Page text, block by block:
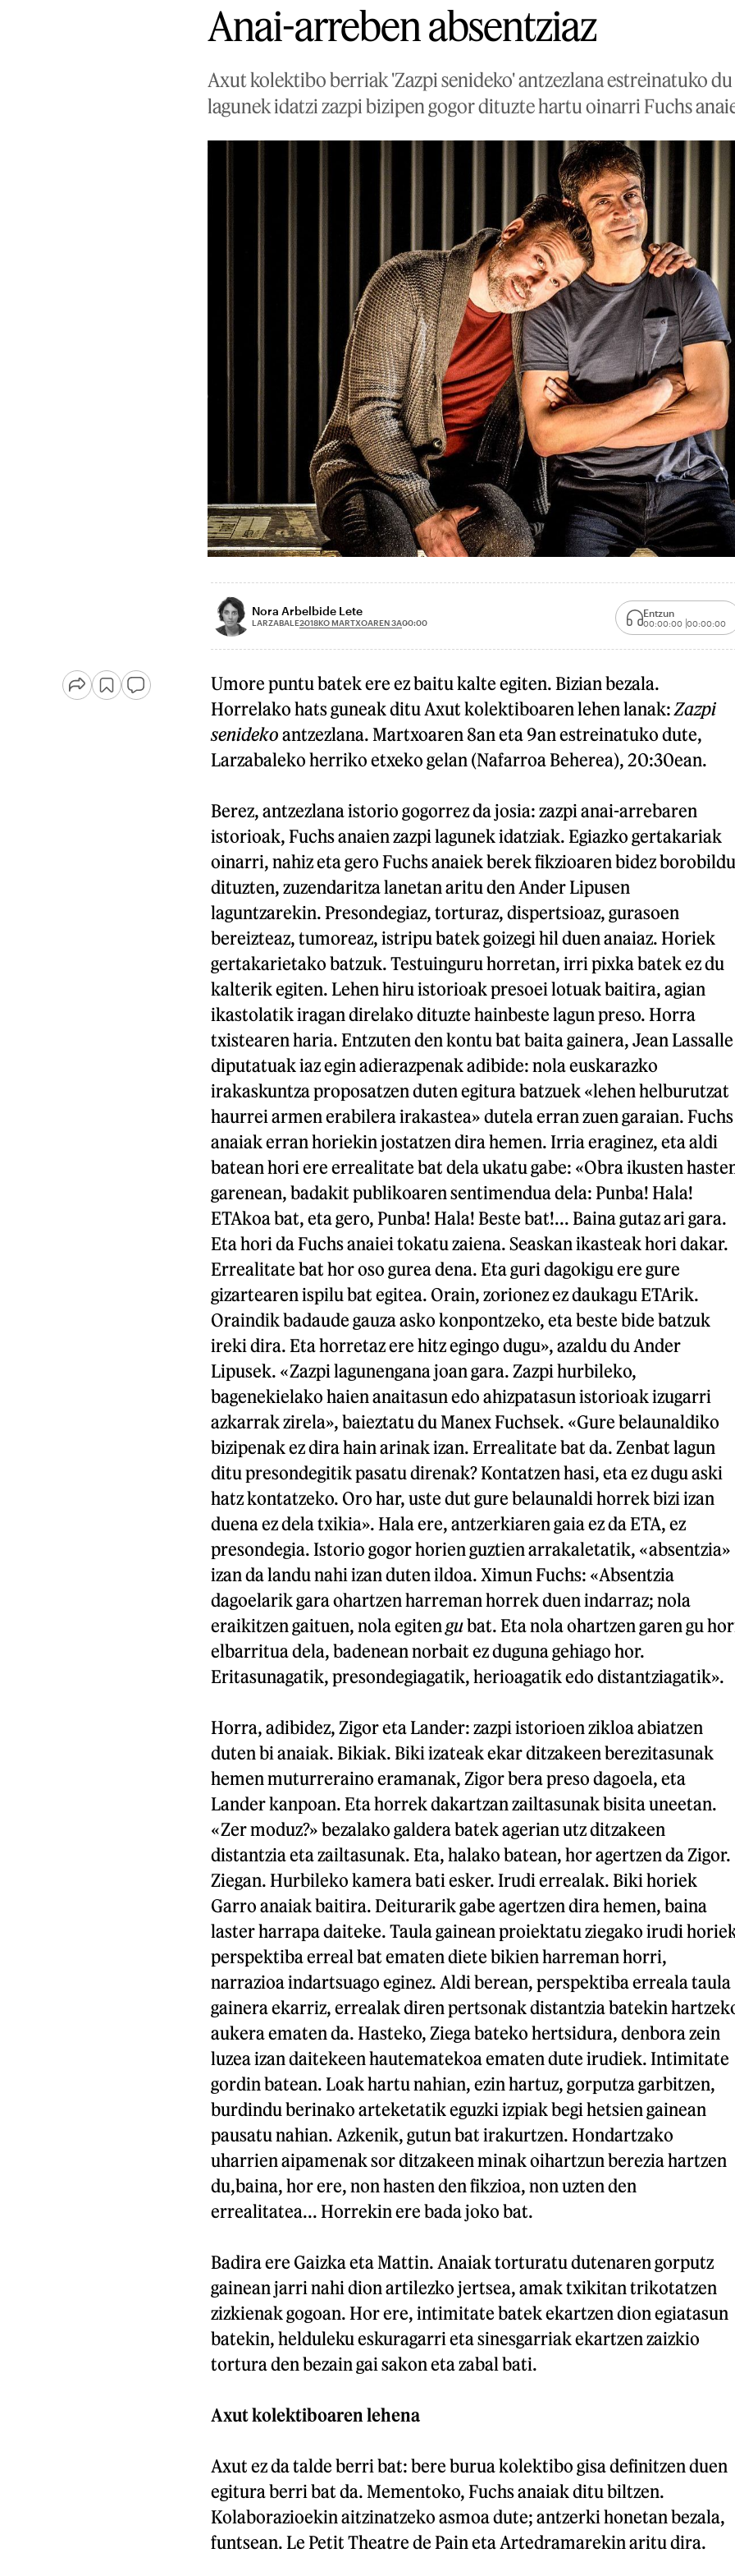
Anai-arreben absentziaz
Axut kolektibo berriak 'Zazpi senideko' antzezlana estreinatuko
lagunek idatzi zazpi bizipen gogor dituzte hartu oinarri Fuchs
Nora Arbelbide Lete
LARZABALE2018KO MARTXOAREN 3A00:00
Entzun
00:00:00 00:00:00
Umore puntu batek ere ez baitu kalte egiten. Bizian bezala.
Horrelako hats guneak ditu Axut kolektiboaren lehen lanak:Zazpi
senideko antzezlana. Martxoaren 8an eta 9an estreinatuko dute,
Larzabaleko herriko etxeko gelan (Nafarroa Beherea), 20:30ean.
Berez, antzezlana istorio gogorrez da josia: zazpi anai-arrebaren
istorioak, Fuchs anaien zazpi lagunek idatziak. Egiazko gertakariak
oinarri, nahiz eta gero Fuchs anaiek berek fikzioaren bidez borobildu
dituzten, zuzendaritza lanetan aritu den Ander Lipusen
laguntzarekin. Presondegiaz, torturaz, dispertsioaz, gurasoen
bereizteaz, tumoreaz, istripu batek goizegi hil duen anaiaz. Horiek
gertakarietako batzuk. Testuinguru horretan, irri pixka batek ez du
kalterik egiten. Lehen hiru istorioak presoei lotuak baitira, agian
ikastolatik iragan direlako dituzte hainbeste lagun preso. Horra
txistearen haria. Entzuten den kontu bat baita gainera, Jean Lassalle
diputatuak iaz egin adierazpenak adibide: nola euskarazko
irakaskuntza proposatzen duten egitura batzuek «lehen helburutzat
haurrei armen erabilera irakastea» dutela erran zuen garaian. Fuchs
anaiak erran horiekin jostatzen dira hemen. Irria eraginez, eta aldi
batean hori ere errealitate bat dela ukatu gabe: «Obra ikusten
garenean, badakit publikoaren sentimendua dela: Punba! Hala!
ETAkoa bat, eta gero, Punba! Hala! Beste bat!... Baina gutaz ari gara.
Eta hori da Fuchs anaiei tokatu zaiena. Seaskan ikasteak hori dakar.
Errealitate bat hor oso gurea dena. Eta guri dagokigu ere gure
gizartearen ispilu bat egitea. Orain, zorionez ez daukagu ETArik.
Oraindik badaude gauza asko konpontzeko, eta beste bide batzuk
ireki dira. Eta horretaz ere hitz egingo dugu», azaldu du Ander
Lipusek. «Zazpi lagunengana joan gara. Zazpi hurbileko,
bagenekielako haien anaitasun edo ahizpatasun istorioak izugarri
azkarrak zirela», baieztatu du Manex Fuchsek. «Gure belaunaldiko
bizipenak ez dira hain arinak izan. Errealitate bat da. Zenbat lagun
ditu presondegitik pasatu direnak? Kontatzen hasi, eta ez dugu aski
hatz kontatzeko. Oro har, uste dut gure belaunaldi horrek bizi izan
duena ez dela txikia». Hala ere, antzerkiaren gaia ez da ETA, ez
presondegia. Istorio gogor horien guztien arrakaletatik, «absentzia»
izan da landu nahi izan duten ildoa. Ximun Fuchs: «Absentzia
dagoelarik gara ohartzen harreman horrek duen indarraz; nola
eraikitzen gaituen, nola egiten gubat. Eta nola ohartzen garen gu
elbarritua dela, badenean norbait ez duguna gehiago hor.
Eritasunagatik, presondegiagatik, herioagatik edo distantziagatik».
Horra, adibidez, Zigor eta Lander: zazpi istorioen zikloa abiatzen
duten bi anaiak. Bikiak. Biki izateak ekar ditzakeen berezitasunak
hemen muturreraino eramanak, Zigor bera preso dagoela, eta
Lander kanpoan. Eta horrek dakartzan zailtasunak bisita uneetan.
«Zer moduz?» bezalako galdera batek agerian utz ditzakeen
distantzia eta zailtasunak. Eta, halako batean, hor agertzen da Zigor.
Ziegan. Hurbileko kamera bati esker. Irudi errealak. Biki horiek
Garro anaiak baitira. Deiturarik gabe agertzen dira hemen, baina
laster harrapa daiteke. Taula gainean proiektatu ziegako irudi
perspektiba erreal bat ematen diete bikien harreman horri,
narrazioa indartsuago eginez. Aldi berean, perspektiba erreala taula
gainera ekarriz, errealak diren pertsonak distantzia batekin
aukera ematen da. Hasteko, Ziega bateko hertsidura, denbora zein
luzea izan daitekeen hautematekoa ematen dute irudiek. Intimitate
gordin batean. Loak hartu nahian, ezin hartuz, gorputza garbitzen,
burdindu berinako arteketatik eguzki izpiak begi hetsien gainean
pausatu nahian. Azkenik, gutun bat irakurtzen. Hondartzako
uharrien aipamenak sor ditzakeen minak oihartzun berezia hartzen
du,baina, hor ere, non hasten den fikzioa, non uzten den
errealitatea... Horrekin ere bada joko bat.
Badira ere Gaizka eta Mattin. Anaiak torturatu dutenaren gorputz
gainean jarri nahi dion artilezko jertsea, amak txikitan trikotatzen
zizkienak gogoan. Hor ere, intimitate batek ekartzen dion egiatasun
batekin, helduleku eskuragarri eta sinesgarriak ekartzen zaizkio
tortura den bezain gai sakon eta zabal bati.
Axut kolektiboaren lehena
Axut ez da talde berri bat: bere burua kolektibo gisa definitzen duen
egitura berri bat da. Mementoko, Fuchs anaiak ditu biltzen.
Kolaborazioekin aitzinatzeko asmoa dute; antzerki honetan bezala,
funtsean. Le Petit Theatre de Pain eta Artedramarekin aritu dira.